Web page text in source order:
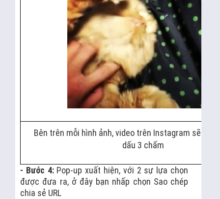
Bên trên mỗi hình ảnh, video trên Instagram sẽ có
dấu 3 chấm
- Bước 4: Pop-up xuất hiện, với 2 sự lựa chọn
được đưa ra, ở đây bạn nhấp chọn Sao chép
chia sẻ URL